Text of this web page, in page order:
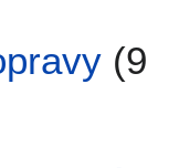
(9